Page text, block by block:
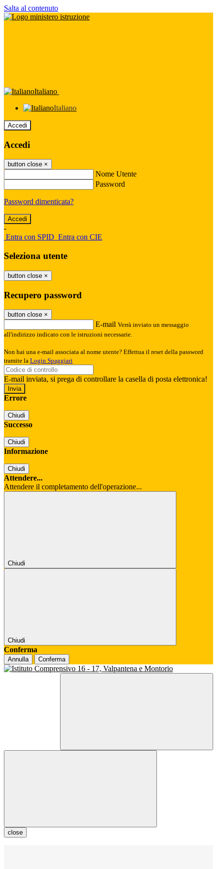
Salta al contenuto
Italiano
Italiano
Accedi
Accedi
button close ×
Nome Utente
Password
Password dimenticata?
-
Entra con SPID Entra con CIE
Seleziona utente
button close ×
Recupero password
button close ×
E-mail Verrà inviato un messaggio
all'indirizzo indicato con le istruzioni necessarie.
Non hai una e-mail associata al nome utente? Effettua il reset della password
tramite la Login Spaggiari
E-mail inviata, si prega di controllare la casella di posta elettronica!
Errore
Chiudi
Successo
Chiudi
Informazione
Chiudi
Attendere...
Attendere il completamento dell'operazione...
Chiudi
Chiudi
Conferma
Annulla Conferma
close